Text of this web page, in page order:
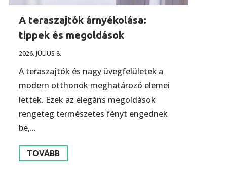
A teraszajtók árnyékolása:
tippek és megoldások
2026. JÚLIUS 8.
A teraszajtók és nagy üvegfelületek a
modern otthonok meghatározó elemei
lettek. Ezek az elegáns megoldások
rengeteg természetes fényt engednek
be,...
TOVÁBB